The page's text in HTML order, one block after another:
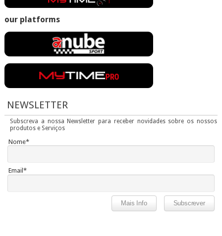
our platforms
NEWSLETTER
Subscreva a nossa Newsletter para receber novidades sobre os nossos
produtos e Serviços
Nome*
Email*